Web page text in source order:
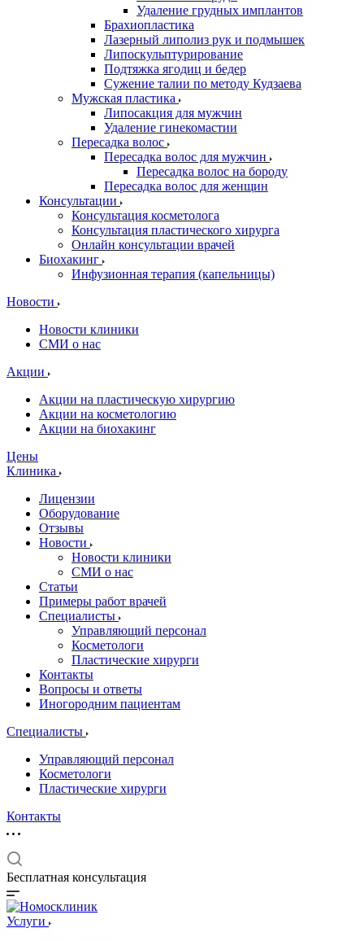
Удаление грудных имплантов
Брахиопластика
Лазерный липолиз рук и подмышек
Липоскульптурирование
Подтяжка ягодиц и бедер
Сужение талии по методу Кудзаева
Мужская пластика
Липосакция для мужчин
Удаление гинекомастии
Пересадка волос
Пересадка волос для мужчин
Пересадка волос на бороду
Пересадка волос для женщин
Консультации
Консультация косметолога
Консультация пластического хирурга
Онлайн консультации врачей
Биохакинг
Инфузионная терапия (капельницы)
Новости
Новости клиники
СМИ о нас
Акции
Акции на пластическую хирургию
Акции на косметологию
Акции на биохакинг
Цены
Клиника
Лицензии
Оборудование
Отзывы
Новости
Новости клиники
СМИ о нас
Статьи
Примеры работ врачей
Специалисты
Управляющий персонал
Косметологи
Пластические хирурги
Контакты
Вопросы и ответы
Иногородним пациентам
Специалисты
Управляющий персонал
Косметологи
Пластические хирурги
Контакты
Бесплатная консультация
Услуги